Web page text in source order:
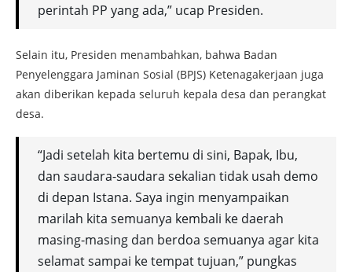
perintah PP yang ada,” ucap Presiden.
Selain itu, Presiden menambahkan, bahwa Badan
Penyelenggara Jaminan Sosial (BPJS) Ketenagakerjaan juga
akan diberikan kepada seluruh kepala desa dan perangkat
desa.
“Jadi setelah kita bertemu di sini, Bapak, Ibu,
dan saudara-saudara sekalian tidak usah demo
di depan Istana. Saya ingin menyampaikan
marilah kita semuanya kembali ke daerah
masing-masing dan berdoa semuanya agar kita
selamat sampai ke tempat tujuan,” pungkas